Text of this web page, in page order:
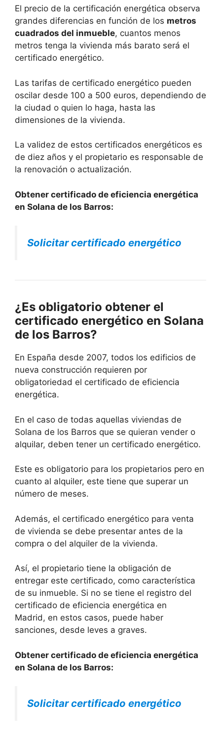
El precio de la certificación energética observa
grandes diferencias en función de los metros
cuadrados del inmueble, cuantos menos
metros tenga la vivienda más barato será el
certificado energético.
Las tarifas de certificado energético pueden
oscilar desde 100 a 500 euros, dependiendo de
la ciudad o quien lo haga, hasta las
dimensiones de la vivienda.
La validez de estos certificados energéticos es
de diez años y el propietario es responsable de
la renovación o actualización.
Obtener certificado de eficiencia energética
en Solana de los Barros:
Solicitar certificado energético
¿Es obligatorio obtener el
certificado energético en Solana
de los Barros?
En España desde 2007, todos los edificios de
nueva construcción requieren por
obligatoriedad el certificado de eficiencia
energética.
En el caso de todas aquellas viviendas de
Solana de los Barros que se quieran vender o
alquilar, deben tener un certificado energético.
Este es obligatorio para los propietarios pero en
cuanto al alquiler, este tiene que superar un
número de meses.
Además, el certificado energético para venta
de vivienda se debe presentar antes de la
compra o del alquiler de la vivienda.
Así, el propietario tiene la obligación de
entregar este certificado, como característica
de su inmueble. Si no se tiene el registro del
certificado de eficiencia energética en
Madrid, en estos casos, puede haber
sanciones, desde leves a graves.
Obtener certificado de eficiencia energética
en Solana de los Barros:
Solicitar certificado energético